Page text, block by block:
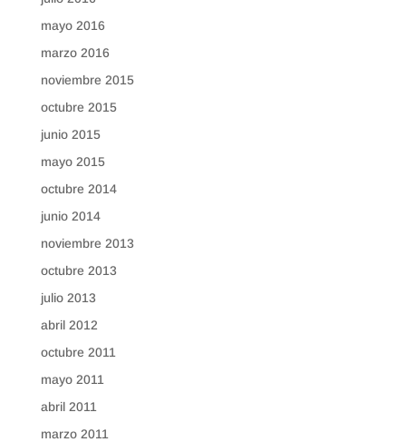
mayo 2016
marzo 2016
noviembre 2015
octubre 2015
junio 2015
mayo 2015
octubre 2014
junio 2014
noviembre 2013
octubre 2013
julio 2013
abril 2012
octubre 2011
mayo 2011
abril 2011
marzo 2011